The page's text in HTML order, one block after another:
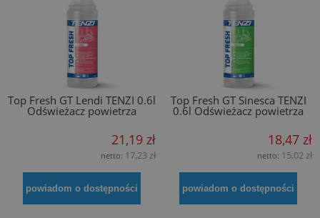
Top Fresh GT Lendi TENZI 0.6l
Odświeżacz powietrza
21,19 zł
netto: 17,23 zł
powiadom o dostępności
Top Fresh GT Sinesca TENZI
0.6l Odświeżacz powietrza
18,47 zł
netto: 15,02 zł
powiadom o dostępności